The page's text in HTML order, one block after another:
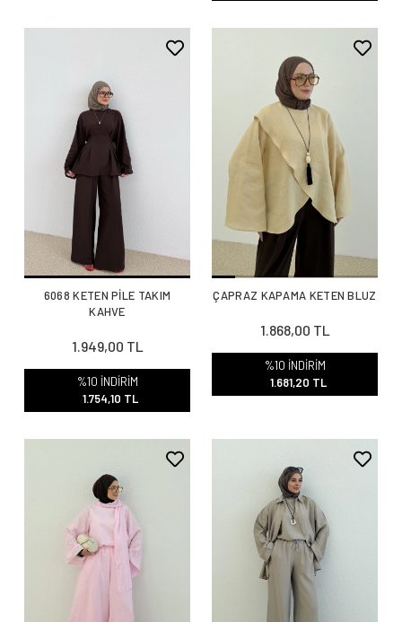
6068 KETEN PİLE TAKIM
KAHVE
1.949,00 TL
%10 İNDİRİM
1.754,10 TL
ÇAPRAZ KAPAMA KETEN BLUZ
1.868,00 TL
%10 İNDİRİM
1.681,20 TL